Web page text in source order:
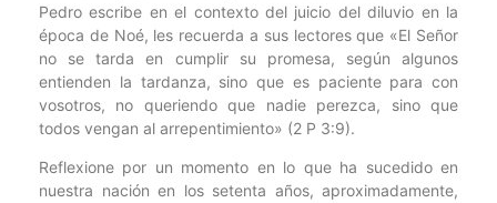
Pedro escribe en el contexto del juicio del diluvio en la
época de Noé, les recuerda a sus lectores que «El Señor
no se tarda en cumplir su promesa, según algunos
entienden la tardanza, sino que es paciente para con
vosotros, no queriendo que nadie perezca, sino que
todos vengan al arrepentimiento» (2 P 3:9).
Reflexione por un momento en lo que ha sucedido en
nuestra nación en los setenta años, aproximadamente,